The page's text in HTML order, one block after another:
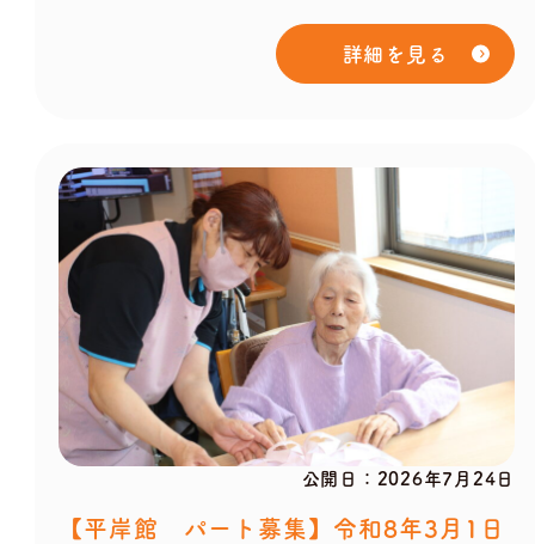
詳細を見る
公開日： 2026年7月24日
【平岸館 パート募集】令和8年3月1日